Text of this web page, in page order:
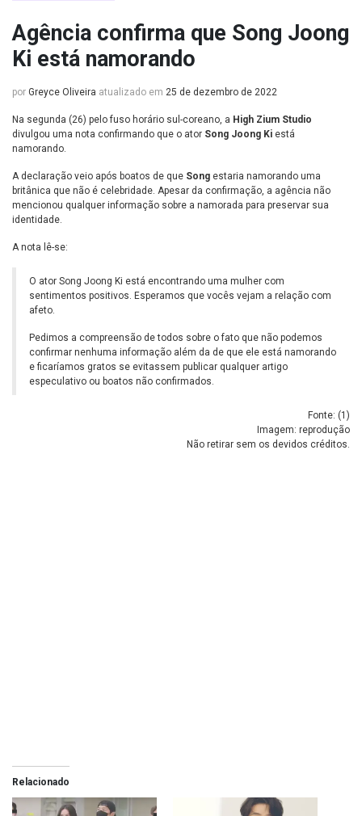
Agência confirma que Song Joong
Ki está namorando
por Greyce Oliveira atualizado em 25 de dezembro de 2022
Na segunda (26) pelo fuso horário sul-coreano, a High Zium Studio
divulgou uma nota confirmando que o ator Song Joong Ki está
namorando.
A declaração veio após boatos de que Song estaria namorando uma
britânica que não é celebridade. Apesar da confirmação, a agência não
mencionou qualquer informação sobre a namorada para preservar sua
identidade.
A nota lê-se:
O ator Song Joong Ki está encontrando uma mulher com
sentimentos positivos. Esperamos que vocês vejam a relação com
afeto.
Pedimos a compreensão de todos sobre o fato que não podemos
confirmar nenhuma informação além da de que ele está namorando
e ficaríamos gratos se evitassem publicar qualquer artigo
especulativo ou boatos não confirmados.
Fonte: (1 )
Imagem: reprodução
Não retirar sem os devidos créditos.
Relacionado